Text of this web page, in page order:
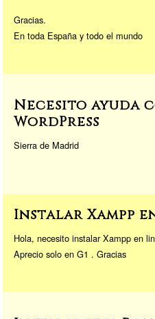
Gracias.
En toda España y todo el mundo
Necesito ayuda
WordPress
Sierra de Madrid
Instalar Xampp
Hola, necesito instalar Xampp en
Aprecio solo en G1 . Gracias